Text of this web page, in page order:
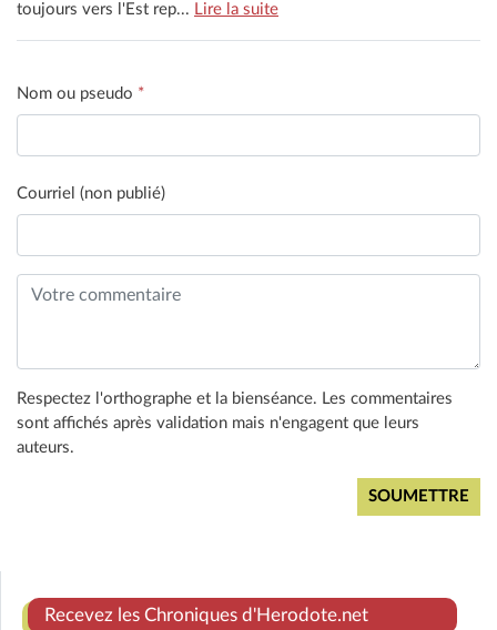
toujours vers l'Est rep... Lire la suite
Nom ou pseudo *
Courriel (non publié)
Respectez l'orthographe et la bienséance. Les commentaires
sont affichés après validation mais n'engagent que leurs
auteurs.
Recevez les Chroniques d'Herodote.net